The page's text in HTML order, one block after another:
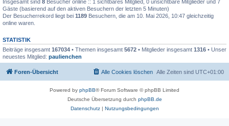
Insgesamt sind 8 Besucher online :: 1 sichtbares Mitglied, 0 unsichtbare Mitglieder und 7
Gäste (basierend auf den aktiven Besuchern der letzten 5 Minuten)
Der Besucherrekord liegt bei 1189 Besuchern, die am 10. Mai 2026, 10:47 gleichzeitig
online waren.
STATISTIK
Beiträge insgesamt 167034 • Themen insgesamt 5672 • Mitglieder insgesamt 1316 • Unser
neuestes Mitglied: paulienchen
Foren-Übersicht Alle Zeiten sind UTC+01:00
Alle Cookies löschen
Powered by phpBB® Forum Software © phpBB Limited
Deutsche Übersetzung durch phpBB.de
Datenschutz| Nutzungsbedingungen